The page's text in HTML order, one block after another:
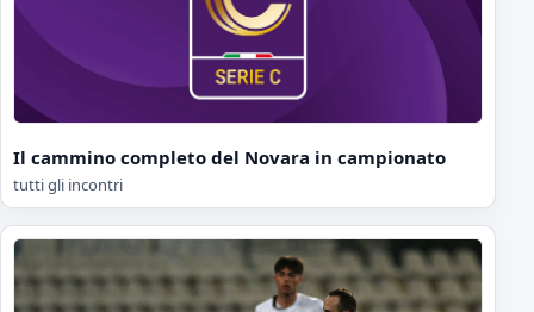
Il cammino completo del Novara in campionato
tutti gli incontri